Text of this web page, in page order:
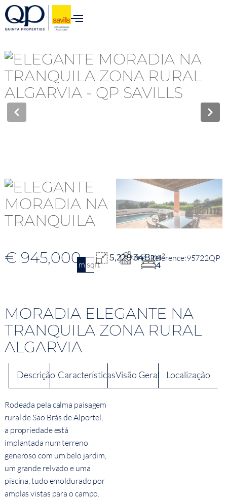
€ 945,000m2sqft
5,228 m²348 m²
4
95722QP
MORADIA ELEGANTE NA
TRANQUILA ZONA RURAL
ALGARVIA
Descrição CaracterísticasVisão Geral Localização
Rodeada pela calma paisagem
rural de São Brás de Alportel,
a propriedade está
implantada num terreno
generoso com um belo jardim,
um grande relvado e uma
piscina, tudo emoldurado por
amplas vistas para o campo.